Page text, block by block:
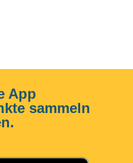
App
sammeln